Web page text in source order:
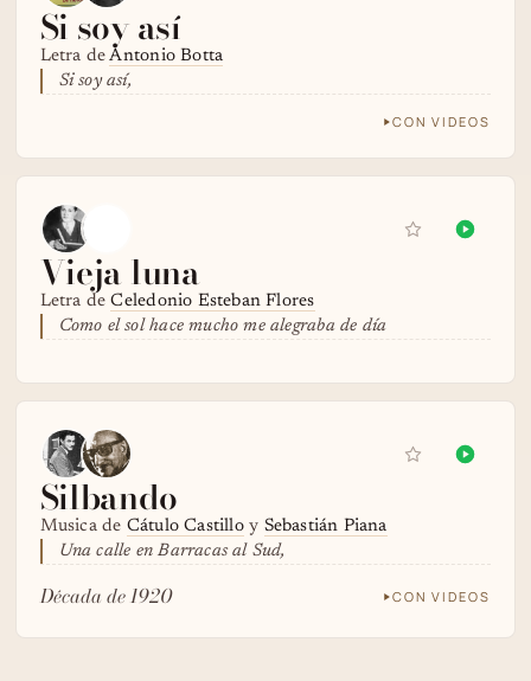
Si soy así
Letra deAntonio Botta
Si soy así,
CON VIDEOS
Vieja luna
Letra deCeledonio Esteban Flores
Como el sol hace mucho me alegraba de día
Silbando
Musica de Cátulo Castilloy Sebastián Piana
Una calle en Barracas al Sud,
Década de 1920 CON VIDEOS